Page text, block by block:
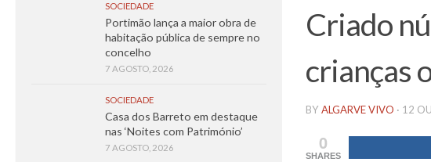
Criado
crianças
BY ALGARVE VIVO · 12
0
SHARES
SOCIEDADE
Portimão lança a maior obra de
habitação pública de sempre no
concelho
7 AGOSTO, 2026
SOCIEDADE
Casa dos Barreto em destaque
nas ‘Noites com Património’
7 AGOSTO, 2026